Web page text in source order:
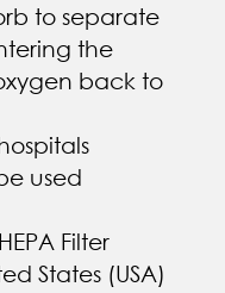
to separate
the
back to
used
Filter
States (USA)